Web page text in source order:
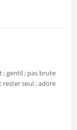
; gentil ; pas brute
rester seul ; adore